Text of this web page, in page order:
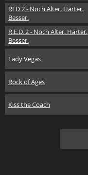
RED 2 - Noch Älter. Härter.
Besser.
R.E.D. 2 - Noch Älter. Härter.
Besser.
Lady Vegas
Rock of Ages
Kiss the Coach